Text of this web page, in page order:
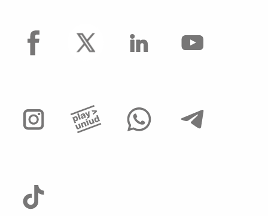
Avvisi di mobilità presso ALTRI ATENEI ed
enti
facebook